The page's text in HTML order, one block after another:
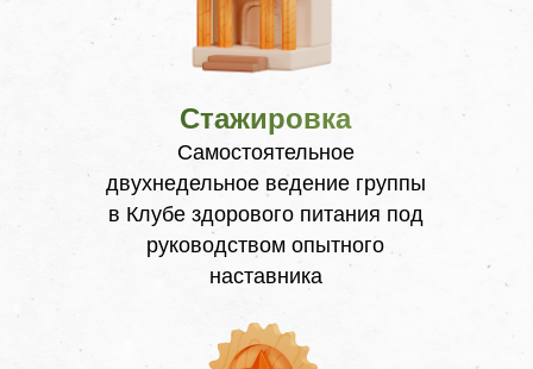
Стажировка
Самостоятельное
двухнедельное ведение группы
в Клубе здорового питания под
руководством опытного
наставника